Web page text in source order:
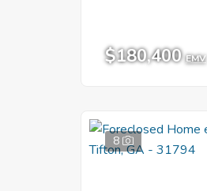
$180,400 EMV
8